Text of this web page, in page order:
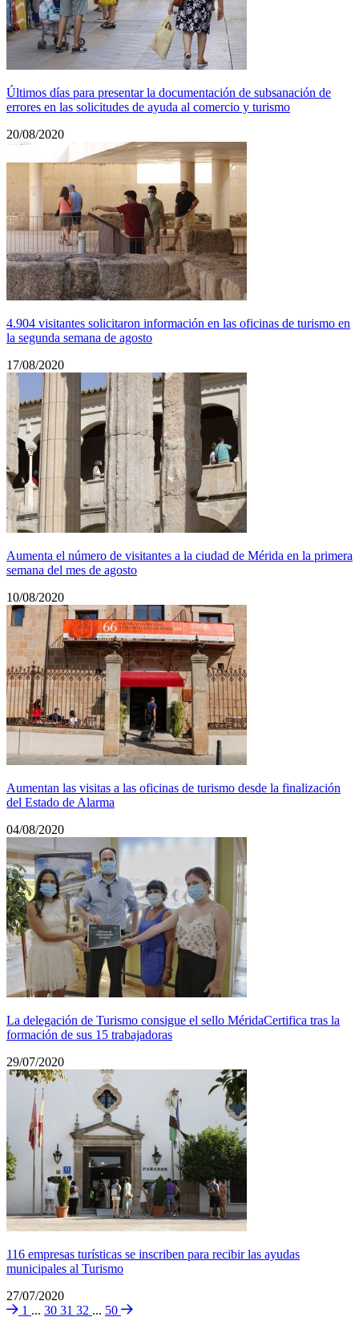
Últimos días para presentar la documentación de subsanación de
errores en las solicitudes de ayuda al comercio y turismo
20/08/2020
4.904 visitantes solicitaron información en las oficinas de turismo en
la segunda semana de agosto
17/08/2020
Aumenta el número de visitantes a la ciudad de Mérida en la primera
semana del mes de agosto
10/08/2020
Aumentan las visitas a las oficinas de turismo desde la finalización
del Estado de Alarma
04/08/2020
La delegación de Turismo consigue el sello MéridaCertifica tras la
formación de sus 15 trabajadoras
29/07/2020
116 empresas turísticas se inscriben para recibir las ayudas
municipales al Turismo
27/07/2020
1 ... 30 31 32 ... 50